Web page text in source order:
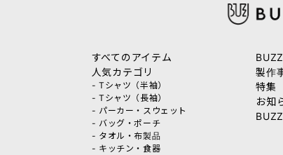
すべてのアイテム
人気カテゴリ
- Tシャツ（半袖）
- Tシャツ（長袖）
- パーカー・スウェット
- バッグ・ポーチ
- タオル・布製品
- キッチン・食器
製作
特集
お知